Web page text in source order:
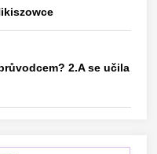
2.A se učila